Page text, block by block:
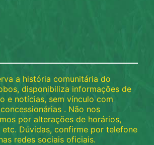
a história comunitária do
disponibiliza informações de
e notícias, sem vínculo com
. Não nos
por alterações de horários,
etc. Dúvidas, confirme por telefone
redes sociais oficiais.